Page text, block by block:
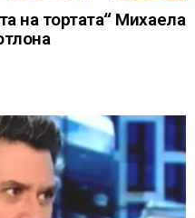
на тортата“ Михаела